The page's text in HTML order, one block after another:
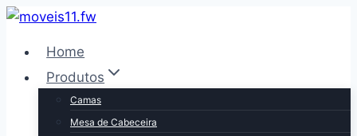
Pular
Conteúdo
Home
Produtos
Camas
Mesa de Cabeceira